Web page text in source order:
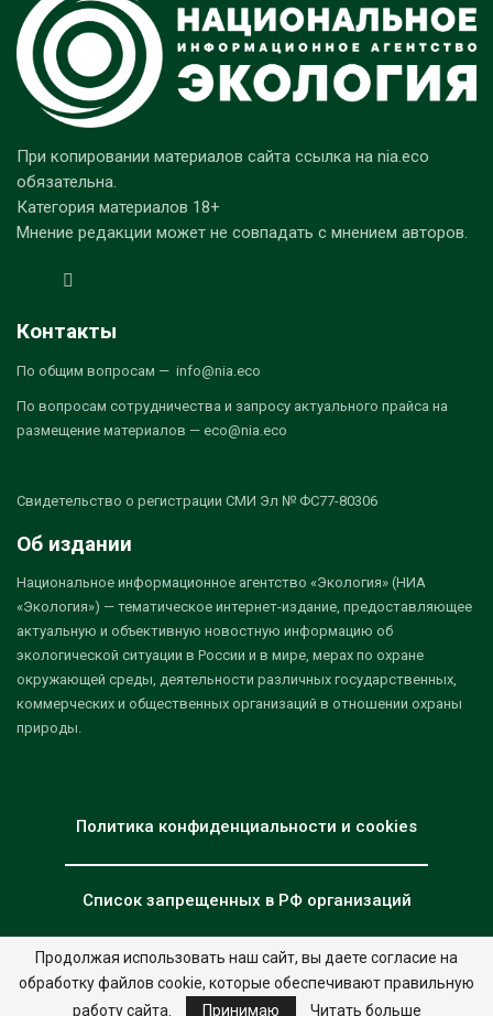
При копировании материалов сайта ссылка на nia.eco
обязательна.
Категория материалов 18+
Мнение редакции может не совпадать с мнением авторов.
Контакты
По общим вопросам — info@nia.eco
По вопросам сотрудничества и запросу актуального прайса на
размещение материалов — eco@nia.eco
Свидетельство о регистрации СМИ Эл № ФС77-80306
Об издании
Национальное информационное агентство «Экология» (НИА
«Экология») — тематическое интернет-издание, предоставляющее
актуальную и объективную новостную информацию об
экологической ситуации в России и в мире, мерах по охране
окружающей среды, деятельности различных государственных,
коммерческих и общественных организаций в отношении охраны
природы.
Политика конфиденциальности и cookies
Список запрещенных в РФ организаций
© 2026 - НИА "Экология". Все права защищены. Дизайн:nia.eco
Продолжая использовать наш сайт, вы даете согласие на
обработку файлов cookie, которые обеспечивают правильную
работу сайта.
Принимаю Читать больше